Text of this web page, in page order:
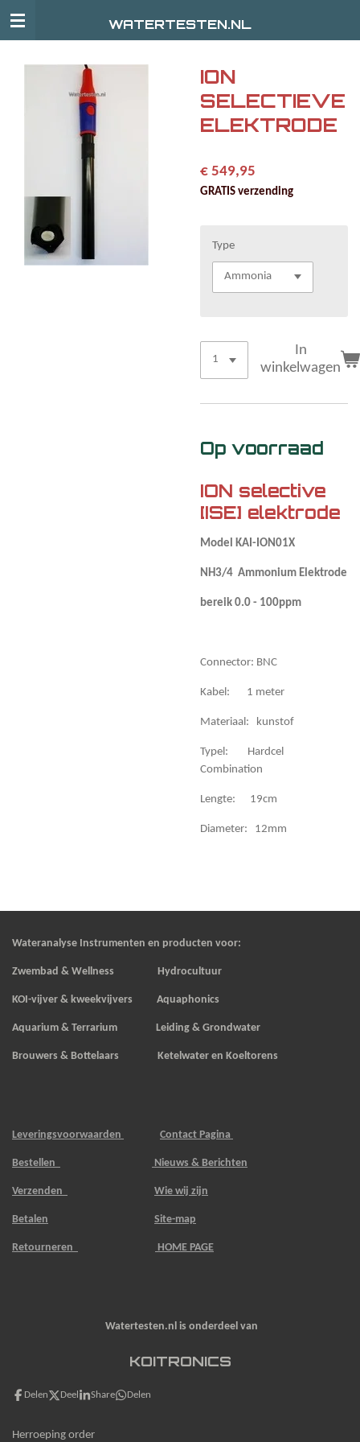
Ga
hoofdinhoud
WATERTESTEN.NL
ION
SELECTIEVE
ELEKTRODE
€ 549,95
GRATIS verzending
Type
In
winkelwagen
Op voorraad
ION selective
[ISE] elektrode
Model KAI-ION01X
NH3/4 Ammonium Elektrode
bereik 0.0 - 100ppm
Connector: BNC
Kabel: 1 meter
Materiaal: kunstof
Typel: Hardcel
Combination
Lengte: 19cm
Diameter: 12mm
Wateranalyse Instrumenten en producten voor:
Zwembad & Wellness Hydrocultuur
KOI-vijver & kweekvijvers Aquaphonics
Aquarium & Terrarium Leiding & Grondwater
Brouwers & Bottelaars Ketelwater en Koeltorens
Leveringsvoorwaarden Contact Pagina
Bestellen Nieuws & Berichten
Verzenden Wie wij zijn
Betalen Site-map
Retourneren HOME PAGE
Watertesten.nl is onderdeel van
KOITRONICS
Delen Deel Share Delen
Herroeping order